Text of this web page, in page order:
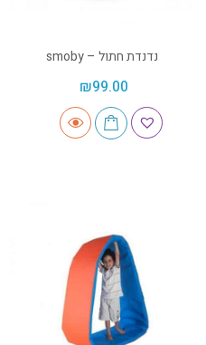
נדנדת חתול – smoby
₪99.00